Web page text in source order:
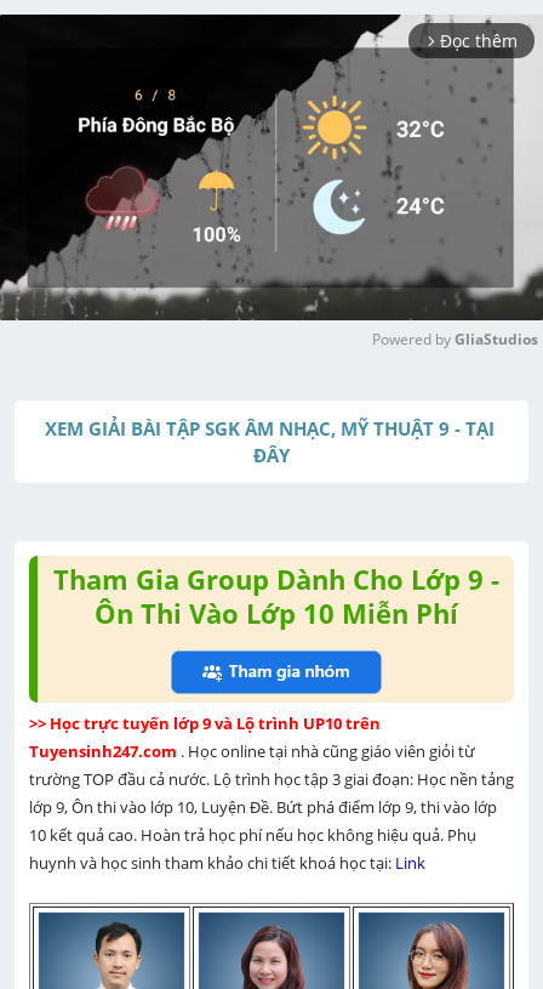
arrow_forward_ios Đọc thêm
t
Powered by GliaStudios
XEM GIẢI BÀI TẬP SGK ÂM NHẠC, MỸ THUẬT 9 - TẠI
ĐÂY
Tham Gia Group Dành Cho Lớp 9 -
Ôn Thi Vào Lớp 10 Miễn Phí
>> Học trực tuyến lớp 9 và Lộ trình UP10 trên
Tuyensinh247.com . Học online tại nhà cũng giáo viên giỏi từ
trường TOP đầu cả nước. Lộ trình học tập 3 giai đoạn: Học nền tảng
lớp 9, Ôn thi vào lớp 10, Luyện Đề. Bứt phá điểm lớp 9, thi vào lớp
10 kết quả cao. Hoàn trả học phí nếu học không hiệu quả. Phụ
huynh và học sinh tham khảo chi tiết khoá học tại: Link